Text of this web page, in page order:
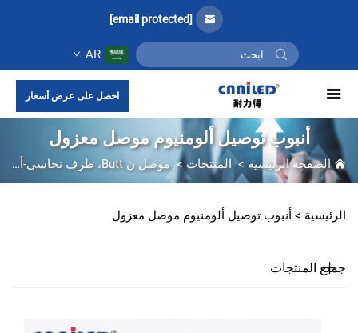
[email protected]
AR
احصل على عرض أسعار
أنبوب توصيل ألومنيوم موصل معزول
الصفحة الرئيسية >المنتجات >موصل ن Butt، طرف نحاسي-ألمنيومي
الرئيسية > أنبوب توصيل ألومنيوم موصل معزول
جميع المنتجات